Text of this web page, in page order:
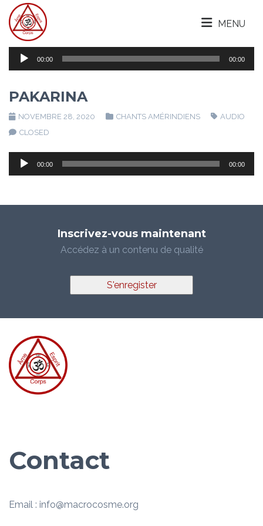
MENU
Lecteur
audio
00:00 00:00
PAKARINA
NOVEMBRE 28, 2020 CHANTS AMÉRINDIENS
AUDIO
CLOSED
Lecteur
audio
00:00 00:00
Inscrivez-vous maintenant
Accédez à un contenu de qualité
S'enregister
Contact
Email : info@macrocosme.org